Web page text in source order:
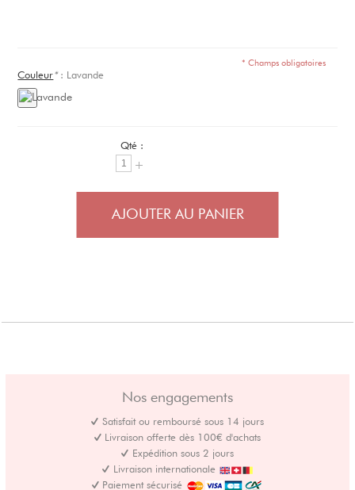
Couleur*: Lavande
* Champs obligatoires
Qté :
AJOUTER AU PANIER
Nos engagements
Satisfait ou remboursé sous 14 jours
Livraison offerte dès 100€ d'achats
Expédition sous 2 jours
Livraison internationale
Paiement sécurisé